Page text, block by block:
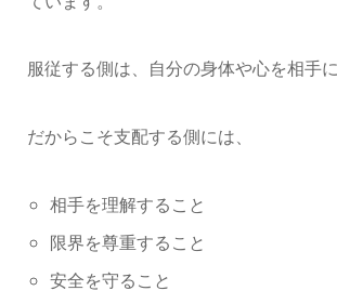
服従する側は、自分の身体や心を相手に
だからこそ支配する側には、
相手を理解すること
限界を尊重すること
安全を守ること